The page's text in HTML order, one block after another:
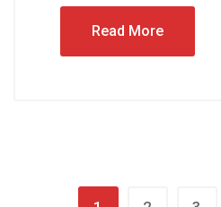
Read More